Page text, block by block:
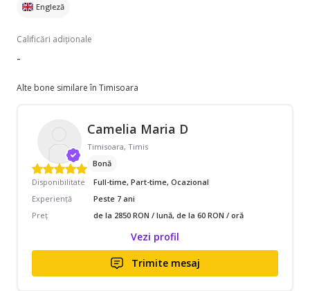
Engleză
Calificări adiționale
-
Alte bone similare în Timisoara
Camelia Maria D
Timisoara, Timis
Bonă
Disponibilitate
Full-time, Part-time, Ocazional
Experiență
Peste 7 ani
Preț
de la 2850 RON / lună, de la 60 RON / oră
Vezi profil
Trimite mesaj